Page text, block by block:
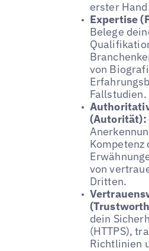
erster
Expertise
Belege
von
Fallstudien.
(Autorität):
Kompetenz
von
Dritten.
dein
(HTTPS),
Richtlinien